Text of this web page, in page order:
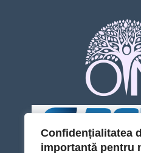
Confidențialitatea
importantă pentru